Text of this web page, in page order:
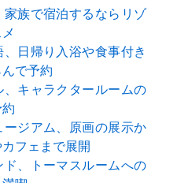
家族で宿泊するならリゾ
日帰り入浴や食事付き
で予約
、キャラクタールームの
ージアム、原画の展示か
フェまで展開
ド、トーマスルームへの